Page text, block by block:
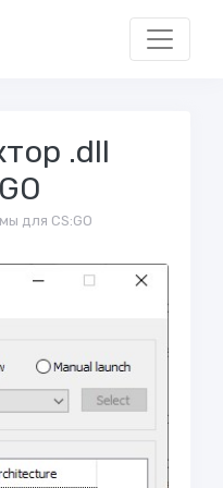
.dll
для CS:GO